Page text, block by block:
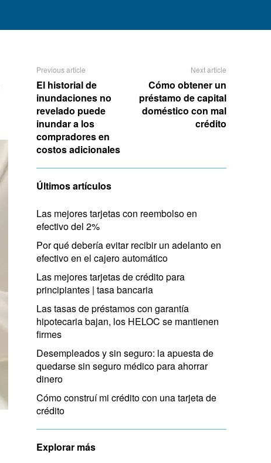
Previous article
El historial de
inundaciones no
revelado puede
inundar a los
compradores en
costos adicionales
Next article
Cómo obtener un
préstamo de capital
doméstico con mal
crédito
Últimos artículos
Las mejores tarjetas con reembolso en
efectivo del 2%
Por qué debería evitar recibir un adelanto en
efectivo en el cajero automático
Las mejores tarjetas de crédito para
principiantes | tasa bancaria
Las tasas de préstamos con garantía
hipotecaria bajan, los HELOC se mantienen
firmes
Desempleados y sin seguro: la apuesta de
quedarse sin seguro médico para ahorrar
dinero
Cómo construí mi crédito con una tarjeta de
crédito
Explorar más